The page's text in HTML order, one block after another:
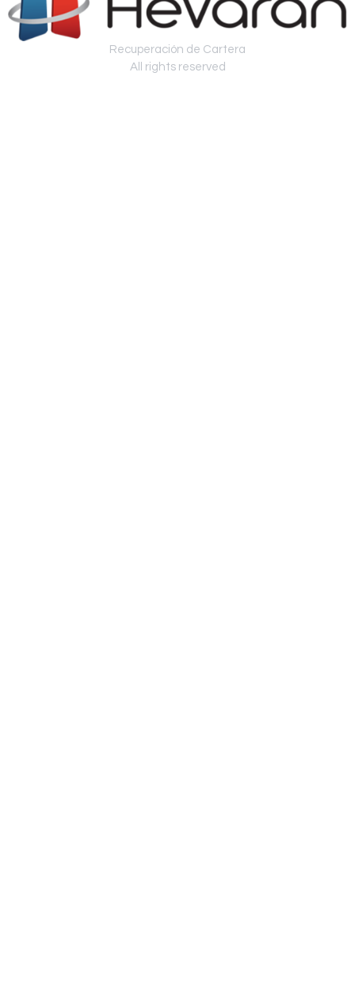
Recuperación de Cartera
All rights reserved